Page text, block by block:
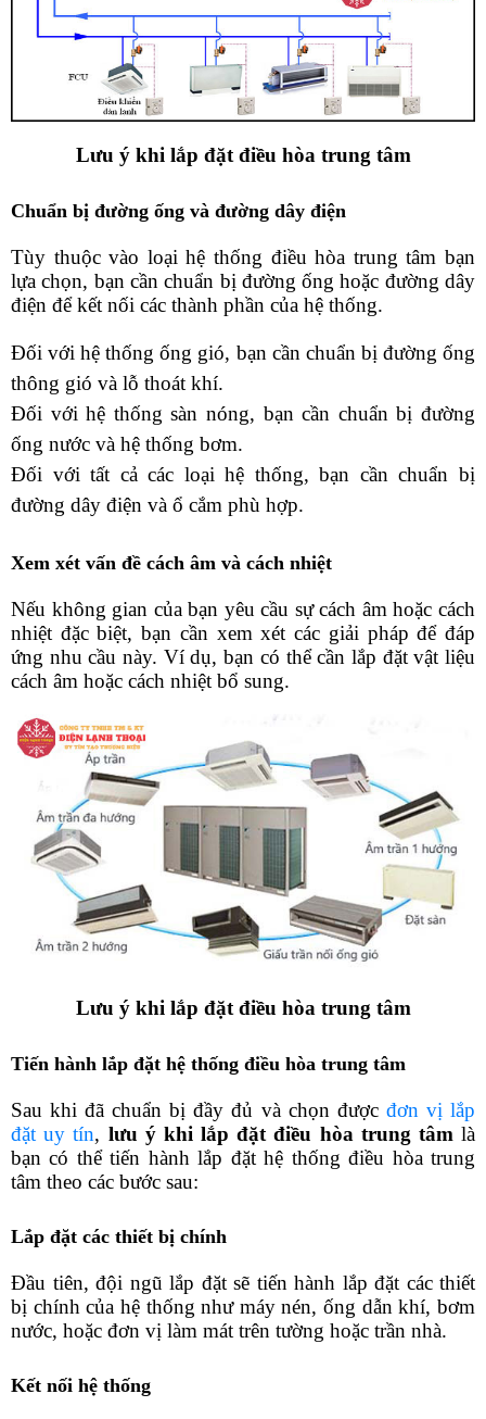
Lưu ý khi lắp đặt điều hòa trung tâm
Chuẩn bị đường ống và đường dây điện
Tùy thuộc vào loại hệ thống điều hòa trung tâm bạn
lựa chọn, bạn cần chuẩn bị đường ống hoặc đường dây
điện để kết nối các thành phần của hệ thống.
Đối với hệ thống ống gió, bạn cần chuẩn bị đường ống
thông gió và lỗ thoát khí.
Đối với hệ thống sàn nóng, bạn cần chuẩn bị đường
ống nước và hệ thống bơm.
Đối với tất cả các loại hệ thống, bạn cần chuẩn bị
đường dây điện và ổ cắm phù hợp.
Xem xét vấn đề cách âm và cách nhiệt
Nếu không gian của bạn yêu cầu sự cách âm hoặc cách
nhiệt đặc biệt, bạn cần xem xét các giải pháp để đáp
ứng nhu cầu này. Ví dụ, bạn có thể cần lắp đặt vật liệu
cách âm hoặc cách nhiệt bổ sung.
Lưu ý khi lắp đặt điều hòa trung tâm
Tiến hành lắp đặt hệ thống điều hòa trung tâm
Sau khi đã chuẩn bị đầy đủ và chọn được đơn vị lắp
đặt uy tín, lưu ý khi lắp đặt điều hòa trung tâm là
bạn có thể tiến hành lắp đặt hệ thống điều hòa trung
tâm theo các bước sau:
Lắp đặt các thiết bị chính
Đầu tiên, đội ngũ lắp đặt sẽ tiến hành lắp đặt các thiết
bị chính của hệ thống như máy nén, ống dẫn khí, bơm
nước, hoặc đơn vị làm mát trên tường hoặc trần nhà.
Kết nối hệ thống